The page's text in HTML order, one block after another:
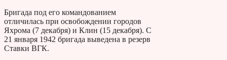
Бригада под его командованием
отличилась при освобождении городов
Яхрома (7 декабря) и Клин (15 декабря). С
21 января 1942 бригада выведена в резерв
Ставки ВГК.